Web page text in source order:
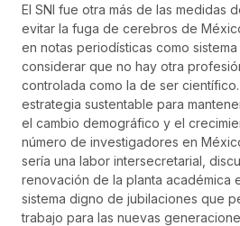
El SNI fue otra más de las medidas
evitar la fuga de cerebros de
en notas periodísticas como
considerar que no hay otra
controlada como la de ser
estrategia sustentable para
el cambio demográfico y el
número de investigadores en
sería una labor intersecretarial,
renovación de la planta académica
sistema digno de jubilaciones que
trabajo para las nuevas